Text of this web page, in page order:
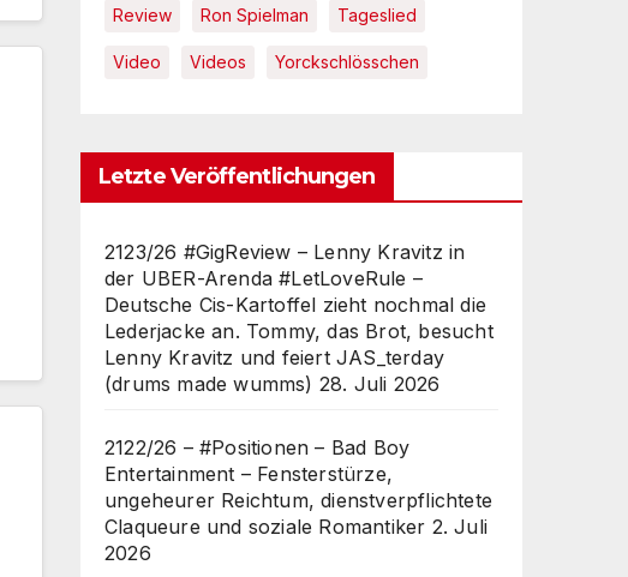
Review Ron Spielman Tageslied
Video Videos Yorckschlösschen
Letzte Veröffentlichungen
2123/26 #GigReview – Lenny Kravitz in
der UBER-Arenda #LetLoveRule –
Deutsche Cis-Kartoffel zieht nochmal die
Lederjacke an. Tommy, das Brot, besucht
Lenny Kravitz und feiert JAS_terday
(drums made wumms) 28. Juli 2026
2122/26 – #Positionen – Bad Boy
Entertainment – Fensterstürze,
ungeheurer Reichtum, dienstverpflichtete
Claqueure und soziale Romantiker 2. Juli
2026